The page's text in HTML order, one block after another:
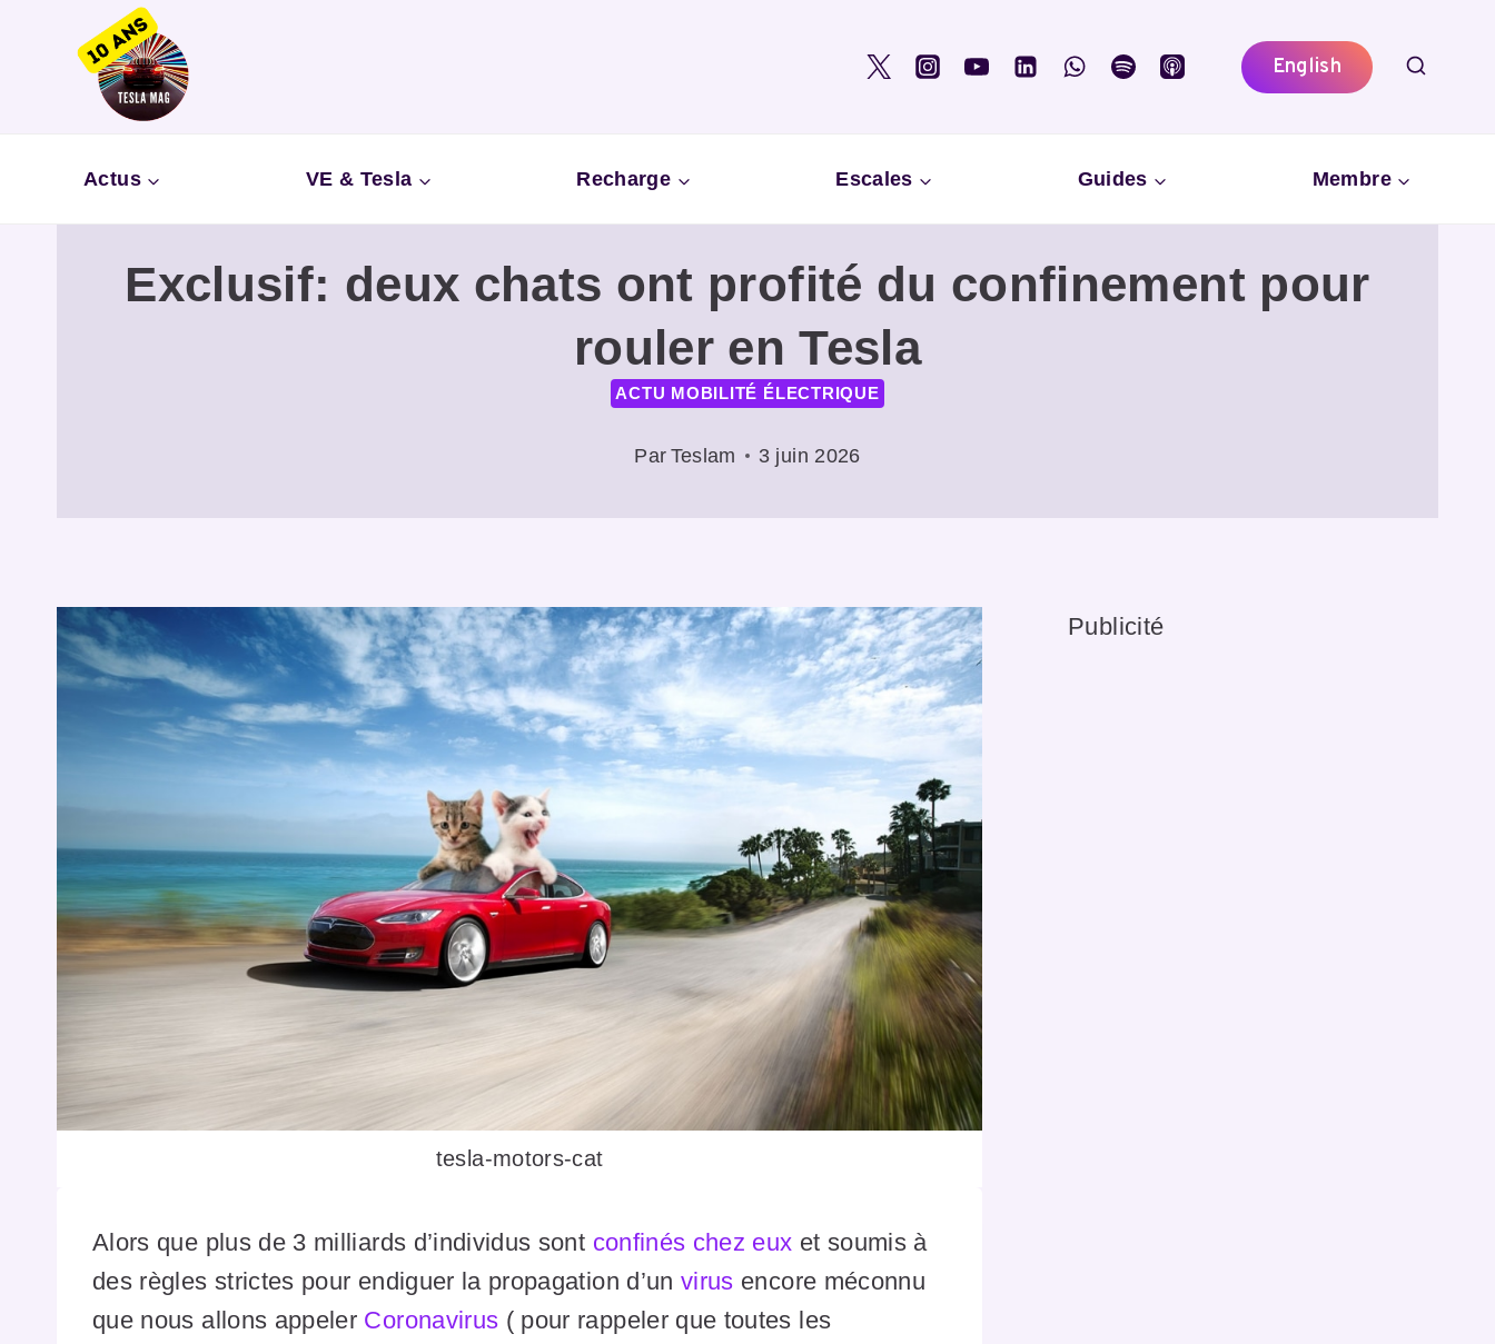
English
Actus VE & Tesla Recharge Escales Guides Membre
Exclusif: deux chats ont profité du confinement pour
rouler en Tesla
ACTU MOBILITÉ ÉLECTRIQUE
Par Teslam 3 juin 2026
tesla-motors-cat
Alors que plus de 3 milliards d’individus sont confinés chez eux et soumis à
des règles strictes pour endiguer la propagation d’unvirus encore méconnu
que nous allons appeler Coronavirus ( pour rappeler que toutes les
Publicité